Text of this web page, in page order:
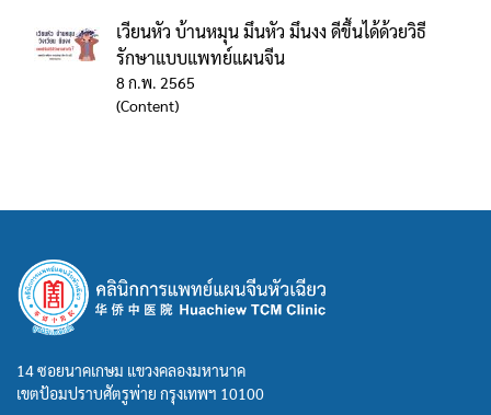
เวียนหัว บ้านหมุน มึนหัว มึนงง ดีขึ้นได้ด้วยวิธี
รักษาแบบแพทย์แผนจีน
8 ก.พ. 2565
(Content)
14 ซอยนาคเกษม แขวงคลองมหานาค
เขตป้อมปราบศัตรูพ่าย กรุงเทพฯ 10100